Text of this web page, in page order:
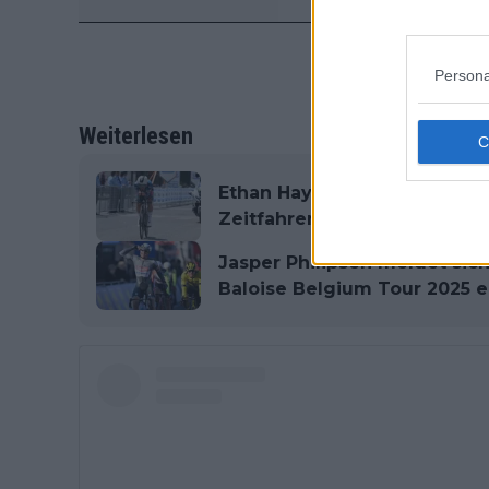
Weiterlesen
Ethan Hayter überrascht
Zeitfahren auf der 3.
Jasper Philipsen meldet
Baloise Belgium Tour 2025